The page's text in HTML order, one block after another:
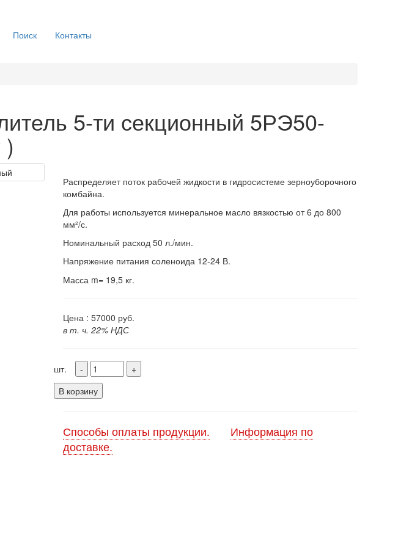
Поиск Контакты
5-ти секционный 5РЭ50-
Распределяет поток рабочей жидкости в гидросистеме зерноуборочного
комбайна.
Для работы используется минеральное масло вязкостью от 6 до 800
мм²/с.
Номинальный расход 50 л./мин.
Напряжение питания соленоида 12-24 В.
Масса m= 19,5 кг.
Цена : 57000 руб.
в т. ч. 22% НДС
шт.
В корзину
Способы оплаты продукции.
Информация по
доставке.